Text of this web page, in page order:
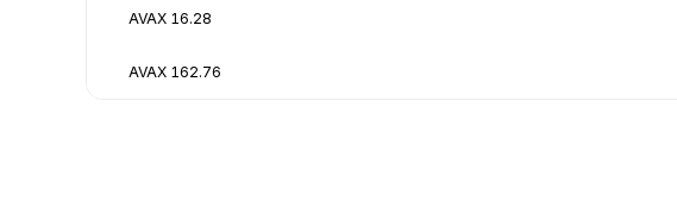
16.28 AVAX
162.76 AVAX